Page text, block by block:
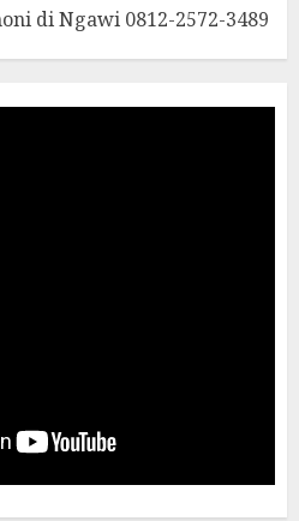
di Ngawi 0812-2572-3489